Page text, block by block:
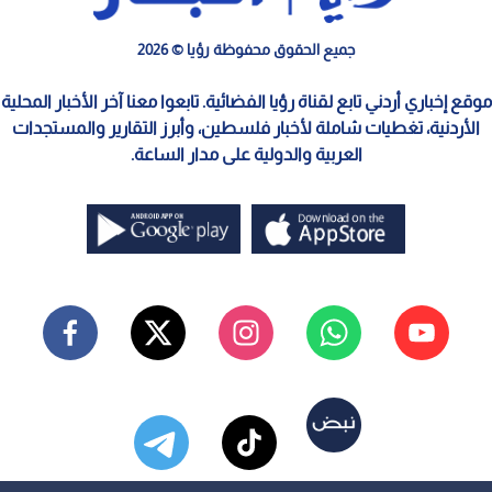
جميع الحقوق محفوظة رؤيا © 2026
موقع إخباري أردني تابع لقناة رؤيا الفضائية. تابعوا معنا آخر الأخبار المحلية
الأردنية، تغطيات شاملة لأخبار فلسطين، وأبرز التقارير والمستجدات
العربية والدولية على مدار الساعة.